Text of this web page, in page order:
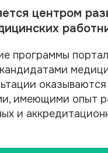
центром
программы
оказываются
имеющими опыт
и